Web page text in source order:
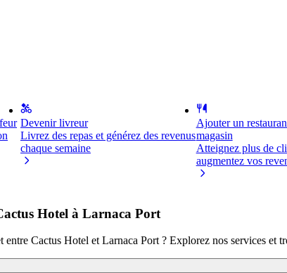
Devenir livreur
Livrez des repas et générez des revenus
chaque semaine
Ajouter un
magasin
Atteignez plus de
augmentez vos
Hotel à Larnaca Port
entre Cactus Hotel et Larnaca Port ? Explorez nos services et